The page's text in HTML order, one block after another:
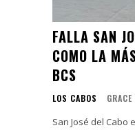
FALLA SAN
COMO LA
BCS
LOS CABOS GRACE
San José del Cabo